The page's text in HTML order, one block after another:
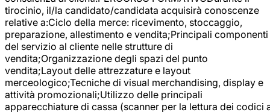
tirocinio, il/la candidato/candidata acquisirà conoscenze
relative a:Ciclo della merce: ricevimento, stoccaggio,
preparazione, allestimento e vendita;Principali componenti
del servizio al cliente nelle strutture di
vendita;Organizzazione degli spazi del punto
vendita;Layout delle attrezzature e layout
merceologico;Tecniche di visual merchandising, display e
attività promozionali;Utilizzo delle principali
apparecchiature di cassa (scanner per la lettura dei codici